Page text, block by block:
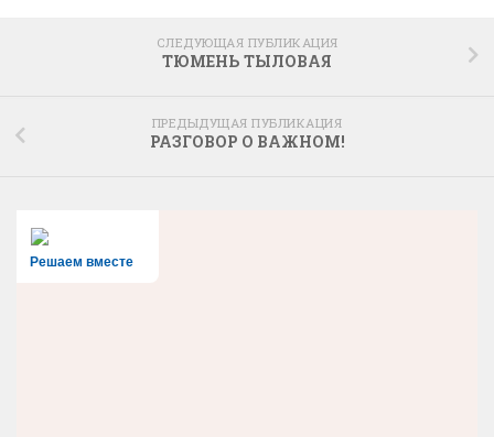
СЛЕДУЮЩАЯ ПУБЛИКАЦИЯ
ТЮМЕНЬ ТЫЛОВАЯ
ПРЕДЫДУЩАЯ ПУБЛИКАЦИЯ
РАЗГОВОР О ВАЖНОМ!
Решаем вместе